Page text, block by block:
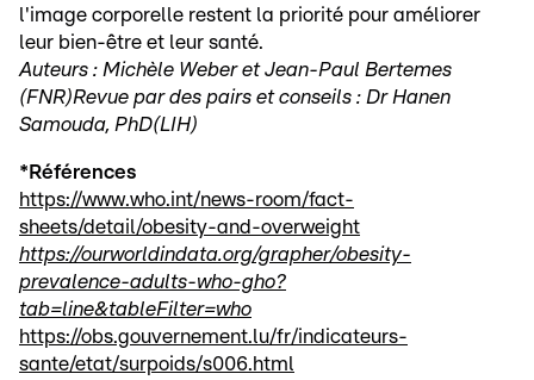
l'image corporelle restent la priorité pour améliorer
leur bien-être et leur santé.
Auteurs : Michèle Weber et Jean-Paul Bertemes
(FNR)Revue par des pairs et conseils : Dr Hanen
Samouda, PhD(LIH)
*Références
https://www.who.int/news-room/fact-
sheets/detail/obesity-and-overweight
https://ourworldindata.org/grapher/obesity-
prevalence-adults-who-gho?
tab=line&tableFilter=who
https://obs.gouvernement.lu/fr/indicateurs-
sante/etat/surpoids/s006.html